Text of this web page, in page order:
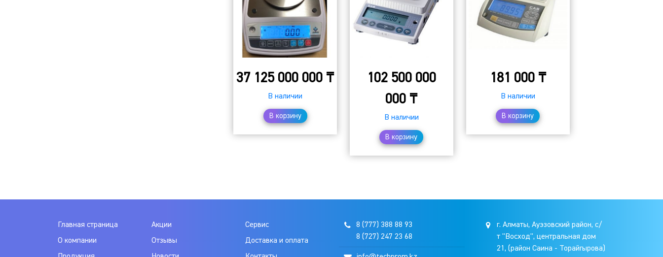
37 125 000 000 ₸
В наличии
В корзину
102 500 000
000 ₸
В наличии
В корзину
181 000 ₸
В наличии
В корзину
Главная страница
О компании
Акции
Отзывы
Сервис
Доставка и оплата
8 (777) 388 88 93
8 (727) 247 23 68
г. Алматы, Ауэзовский район, с/
т "Восход", центральная дом
21, (район Саина - Торайгырова)